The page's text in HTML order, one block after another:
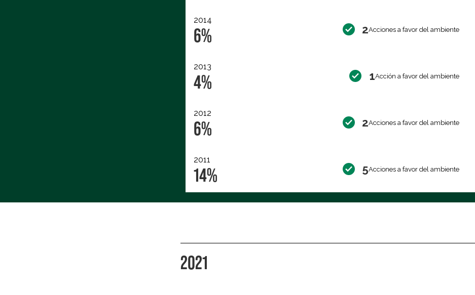
2014
6% 2Acciones a favor del ambiente
2013
4% 1Acción a favor del ambiente
2012
6% 2Acciones a favor del ambiente
2011
14% 5Acciones a favor del ambiente
2021